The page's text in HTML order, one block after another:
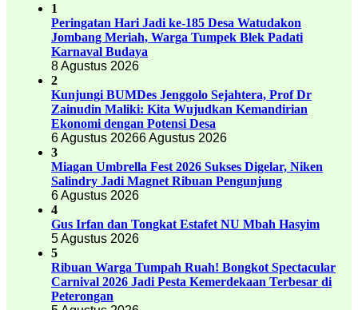
1
Peringatan Hari Jadi ke-185 Desa Watudakon
Jombang Meriah, Warga Tumpek Blek Padati
Karnaval Budaya
8 Agustus 2026
2
Kunjungi BUMDes Jenggolo Sejahtera, Prof Dr
Zainudin Maliki: Kita Wujudkan Kemandirian
Ekonomi dengan Potensi Desa
6 Agustus 20266 Agustus 2026
3
Miagan Umbrella Fest 2026 Sukses Digelar, Niken
Salindry Jadi Magnet Ribuan Pengunjung
6 Agustus 2026
4
Gus Irfan dan Tongkat Estafet NU Mbah Hasyim
5 Agustus 2026
5
Ribuan Warga Tumpah Ruah! Bongkot Spectacular
Carnival 2026 Jadi Pesta Kemerdekaan Terbesar di
Peterongan